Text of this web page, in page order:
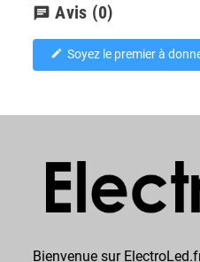
chat Avis (0)
edit Soyez le premier à
Bienvenue sur